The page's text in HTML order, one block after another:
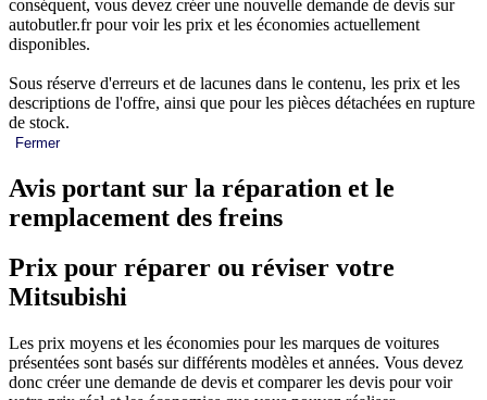
conséquent, vous devez créer une nouvelle demande de devis sur
autobutler.fr pour voir les prix et les économies actuellement
disponibles.
Sous réserve d'erreurs et de lacunes dans le contenu, les prix et les
descriptions de l'offre, ainsi que pour les pièces détachées en rupture
de stock.
Fermer
Avis portant sur la réparation et le
remplacement des freins
Prix pour réparer ou réviser votre
Mitsubishi
Les prix moyens et les économies pour les marques de voitures
présentées sont basés sur différents modèles et années. Vous devez
donc créer une demande de devis et comparer les devis pour voir